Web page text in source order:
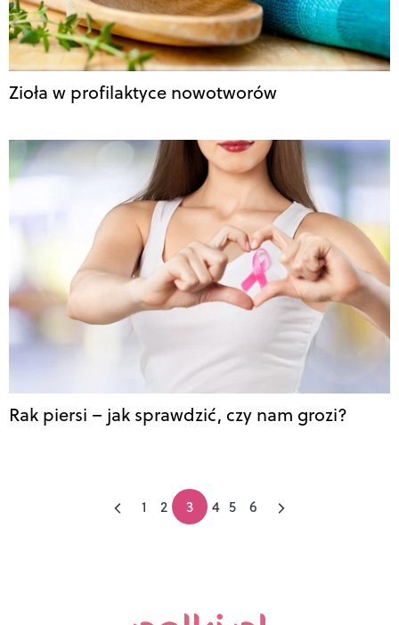
Zioła w profilaktyce nowotworów
Rak piersi – jak sprawdzić, czy nam grozi?
1 2 3 4 5 6